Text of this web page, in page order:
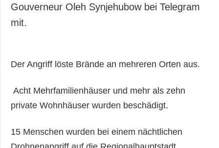
Gouverneur Oleh Synjehubow bei Telegram
mit.
Der Angriff löste Brände an mehreren Orten aus.
Acht Mehrfamilienhäuser und mehr als zehn
private Wohnhäuser wurden beschädigt.
15 Menschen wurden bei einem nächtlichen